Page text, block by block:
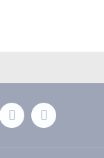
eksik bilgiler